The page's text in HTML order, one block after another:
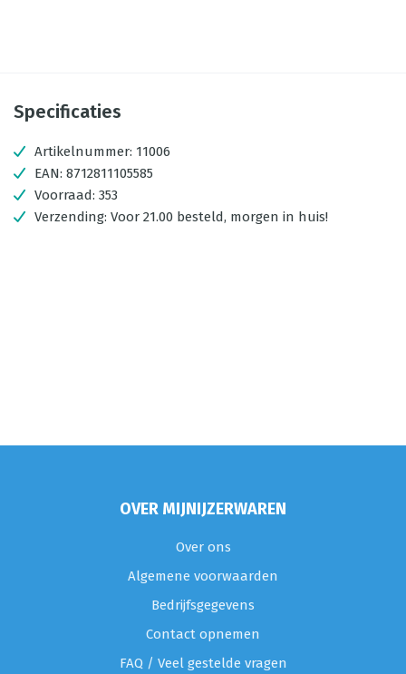
Specificaties
Artikelnummer: 11006
EAN: 8712811105585
Voorraad: 353
Verzending: Voor 21.00 besteld, morgen in huis!
OVER MIJNIJZERWAREN
Over ons
Algemene voorwaarden
Bedrijfsgegevens
Contact opnemen
FAQ / Veel gestelde vragen